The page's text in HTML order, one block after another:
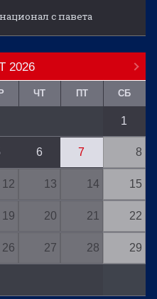
с павета
2026
ЧТ ПТ СБ
1
6 7 8
12 13 14 15
19 20 21 22
26 27 28 29